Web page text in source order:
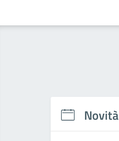
Novità